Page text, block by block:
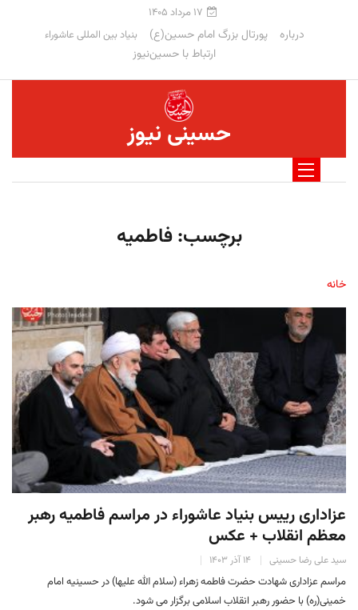
۱۷ مرداد ۱۴۰۵
درباره پورتال بزرگ امام حسین(ع) بنیاد بین المللی عاشوراء
ارتباط با حسین‌نیوز
حسینی نیوز
برچسب:فاطمیه
خانه
عزاداری رییس بنیاد عاشوراء در مراسم فاطمیه رهبر
معظم انقلاب + عکس
سید علی رضا حسینی ۱۴ آذر ۱۴۰۳
مراسم عزاداری شهادت حضرت فاطمه‌ زهراء (سلام‌ الله‌ علیها) در حسینیه امام
خمینی(ره) با حضور رهبر انقلاب اسلامی برگزار می شود.